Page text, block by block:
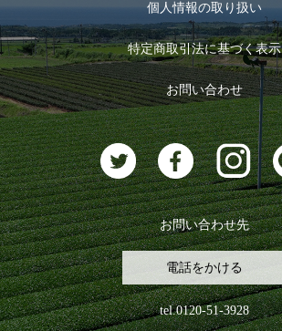
お茶のギフト
おすすめのお茶
お茶に合うスイーツ
ログイン
ログアウト
個人情報の取り扱い
特定商取引法に基づく表示
お問い合わせ
お問い合わせ先
電話をかける
tel.0120-51-3928